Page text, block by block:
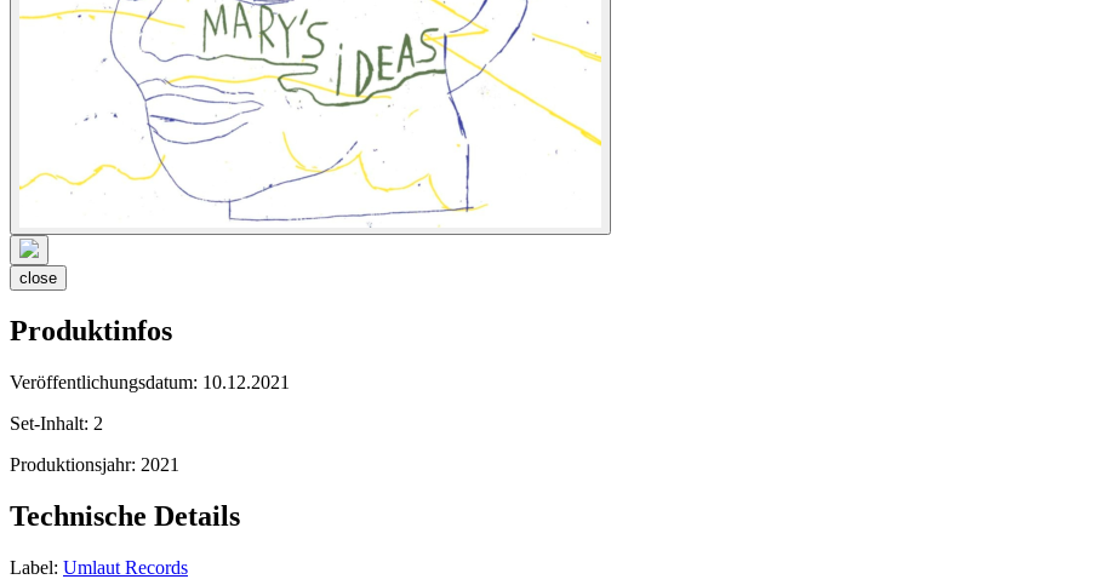
close
Produktinfos
Veröffentlichungsdatum: 10.12.2021
Set-Inhalt: 2
Produktionsjahr: 2021
Technische Details
Label: Umlaut Records